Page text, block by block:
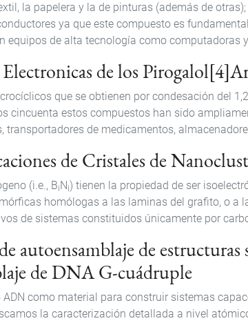
la papelera y la de pinturas (además de
ya que este compuesto es
equipos de alta tecnología como computadoras
de los
que se obtienen por condesación del
cincuenta estos compuestos han sido
de medicamentos,
de Cristales de
(i.e., Bi N i) tienen la propiedad de ser
homólogas a las laminas del grafito, o a
de sistemas constituidos únicamente por
autoensamblaje de
de DNA G-cuádruple
como material para construir sistemas
la caracterización detallada a nivel